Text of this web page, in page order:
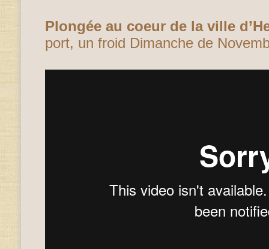
Plongée au coeur de la ville
port, un froid Dimanche de